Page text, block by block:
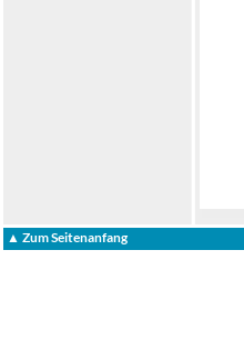
▲ Zum Seitenanfang